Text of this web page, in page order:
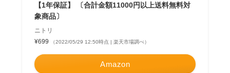
【1年保証】 〔合計金額11000円以上送料無料対
象商品〕
ニトリ
¥699
（2022/05/29 12:50時点 | 楽天市場調べ）
Amazon